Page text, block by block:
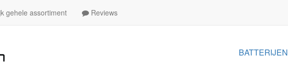
gehele assortiment Reviews
BATTERIJEN